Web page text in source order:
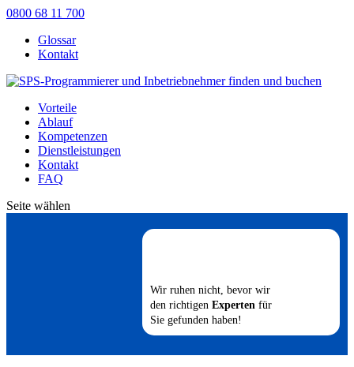
0800 68 11 700
Glossar
Kontakt
Vorteile
Ablauf
Kompetenzen
Dienstleistungen
Kontakt
FAQ
Seite wählen
Wir ruhen nicht, bevor wir
den richtigen Experten für
Sie gefunden haben!